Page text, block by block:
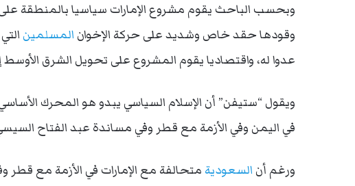
وبحسب الباحث يقوم مشروع الإمارات سياسيا بالمنطقة
وقودها حقد خاص وشديد على حركة الإخوان المسلمين
عدوا له، واقتصاديا يقوم المشروع على تحويل الشرق
ويقول “ستيفن” أن الإسلام السياسي يبدو هو المحرك
في اليمن وفي الأزمة مع قطر وفي مساندة عبد الفتاح
ورغم أن السعودية متحالفة مع الإمارات في الأزمة مع قطر